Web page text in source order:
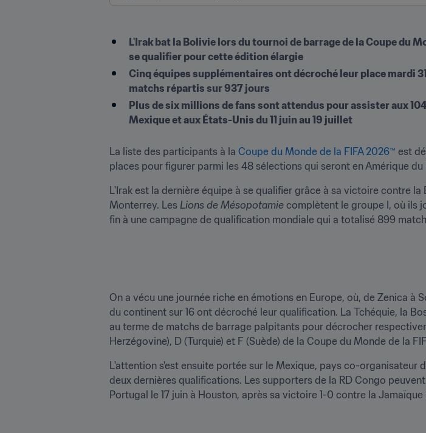
L'Irak bat la Bolivie lors du tournoi de barrage de la Coupe du
se qualifier pour cette édition élargie
Cinq équipes supplémentaires ont décroché leur place mardi
matchs répartis sur 937 jours
Plus de six millions de fans sont attendus pour assister aux
La liste des participants à la Coupe du Monde de la FIFA 2026™ est
places pour figurer parmi les 48 sélections qui seront en Amérique
L'Irak est la dernière équipe à se qualifier grâce à sa victoire contre
Monterrey. Les Lions de Mésopotamie complètent le groupe I, où ils
fin à une campagne de qualification mondiale qui a totalisé 899
On a vécu une journée riche en émotions en Europe, où, de Zenica à
du continent sur 16 ont décroché leur qualification. La Tchéquie, la
au terme de matchs de barrage palpitants pour décrocher
Herzégovine), D (Turquie) et F (Suède) de la Coupe du Monde de la
L'attention s'est ensuite portée sur le Mexique, pays co-organisateur
deux dernières qualifications. Les supporters de la RD Congo
Portugal le 17 juin à Houston, après sa victoire 1-0 contre la